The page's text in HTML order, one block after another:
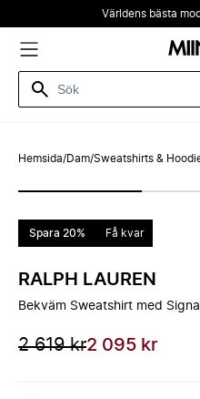
Världens bästa
Hemsida/Dam/Sweatshirts &
Spara 20% Få kvar
RALPH LAUREN
Bekväm Sweatshirt med
2 619 kr2 095 kr